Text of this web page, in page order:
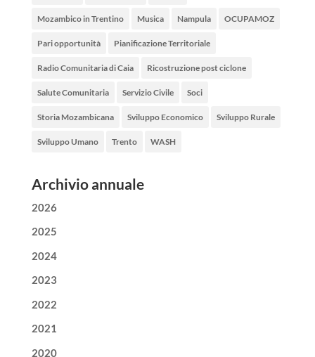
Mozambico in Trentino Musica Nampula OCUPAMOZ
Pari opportunità Pianificazione Territoriale
Radio Comunitaria di Caia Ricostruzione post ciclone
Salute Comunitaria Servizio Civile Soci
Storia Mozambicana Sviluppo Economico Sviluppo Rurale
Sviluppo Umano Trento WASH
Archivio annuale
2026
2025
2024
2023
2022
2021
2020